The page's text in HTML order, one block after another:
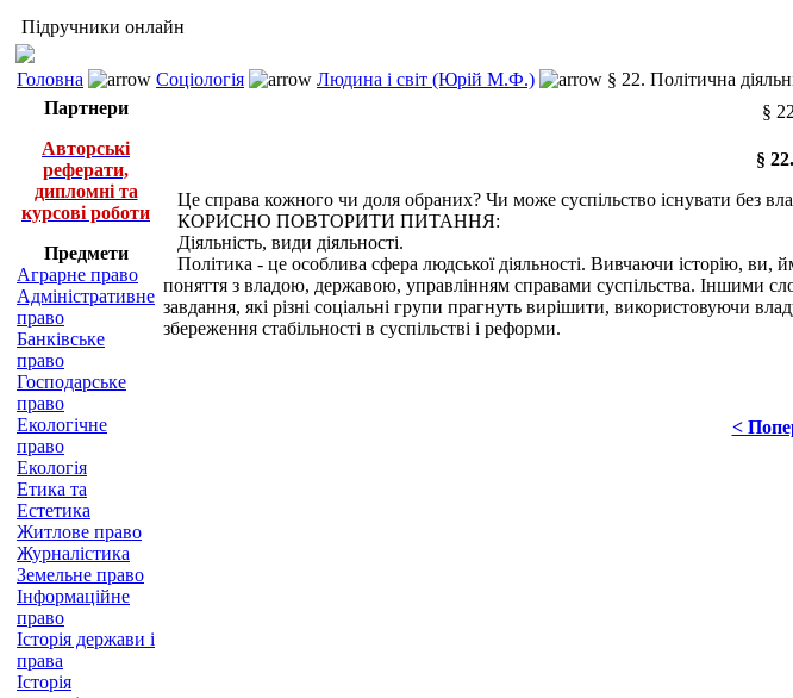
Підручники онлайн
Головна Соціологія Людина і світ (Юрій М.Ф.)
§ 22. Політична
Партнери
Авторські
реферати,
дипломні та
курсові роботи
Предмети
Аграрне право
Адміністративне
право
Банківське
право
Господарське
право
Екологічне
право
Екологія
Етика та
Естетика
Житлове право
Журналістика
Земельне право
Інформаційне
право
Історія держави і
права
Історія
§
§
Це справа кожного чи доля обраних? Чи може суспільство існувати без
КОРИСНО ПОВТОРИТИ ПИТАННЯ:
Діяльність, види діяльності.
Політика - це особлива сфера людської діяльності. Вивчаючи історію, ви,
поняття з владою, державою, управлінням справами суспільства. Іншими
завдання, які різні соціальні групи прагнуть вирішити, використовуючи
збереження стабільності в суспільстві і реформи.
<